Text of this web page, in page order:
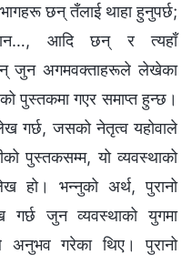
छन् तँलाई थाहा हुनुपर्छ;
आदि छन् र त्यहाँ
जुन अगमवक्ताहरूले लेखेका
पुस्तकमा गएर समाप्त हुन्छ।
गर्छ, जसको नेतृत्व यहोवाले
पुस्तकसम्म, यो व्यवस्थाको
हो। भन्नुको अर्थ, पुरानो
जुन व्यवस्थाको युगमा
अनुभव गरेका थिए। पुरानो